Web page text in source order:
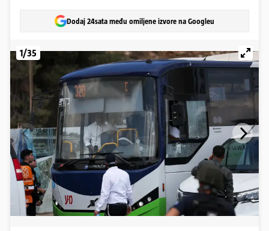
Dodaj 24sata među omiljene izvore na Googleu
1/35